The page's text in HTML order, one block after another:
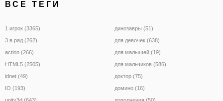
ВСЕ ТЕГИ
1 игрок (3365)
3 в ряд (262)
action (266)
HTML5 (2505)
idnet (49)
IO (193)
динозавры (51)
для девочек (638)
для малышей (19)
для мальчиков (586)
доктор (75)
домино (16)